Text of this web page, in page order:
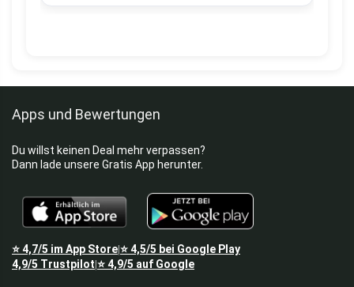
Apps und Bewertungen
Du willst keinen Deal mehr verpassen?
Dann lade unsere Gratis App herunter.
⭐4,7/5 im App Store⭐4,5/5 bei Google Play
4,9/5 Trustpilot ⭐4,9/5 auf Google